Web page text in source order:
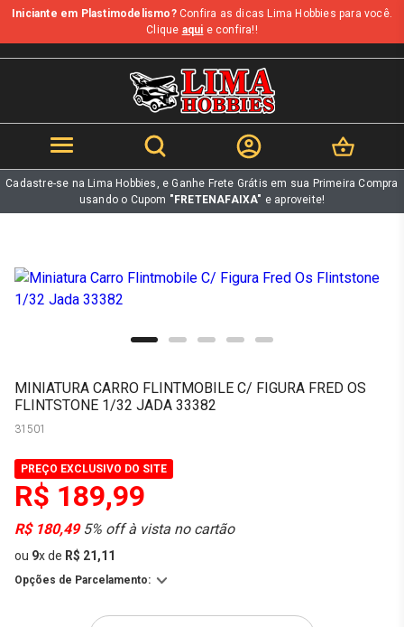
b
Iniciante em Plastimodelismo?Confira as dicas Lima Hobbies para você.
Clique aqui e confira!!
Cadastre-se na Lima Hobbies, e Ganhe Frete Grátis em sua Primeira Compra
usando o Cupom "FRETENAFAIXA" e aproveite!
MINIATURA CARRO FLINTMOBILE C/ FIGURA FRED OS
FLINTSTONE 1/32 JADA 33382
31501
PREÇO EXCLUSIVO DO SITE
R$ 189,99
R$ 180,495% off à vista no cartão
ou 9xde R$ 21,11
Opções de Parcelamento: